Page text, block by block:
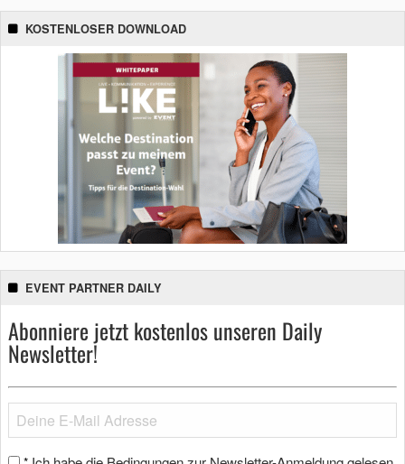
KOSTENLOSER DOWNLOAD
EVENT PARTNER DAILY
Abonniere jetzt kostenlos unseren Daily
Newsletter!